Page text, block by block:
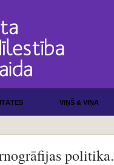
VIŅŠ & VIŅA
politika.